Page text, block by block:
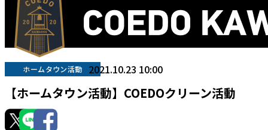
ホームタウン活動 2021.10.23 10:00
【ホームタウン活動】COEDOクリーン活動